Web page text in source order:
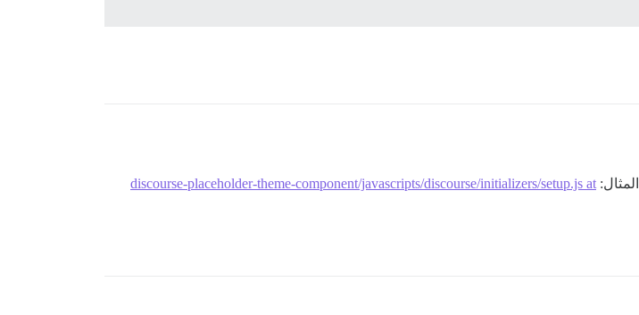
discourse-placeholder-theme-component/javascripts/discourse/initializers/setup.js at